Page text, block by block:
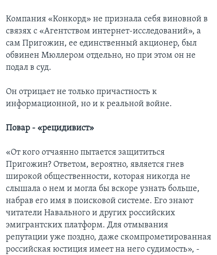
Компания «Конкорд» не признала себя виновной в
связях с «Агентством интернет-исследований», а
сам Пригожин, ее единственный акционер, был
обвинен Мюллером отдельно, но при этом он не
подал в суд.
Он отрицает не только причастность к
информационной, но и к реальной войне.
Повар - «рецидивист»
«От кого отчаянно пытается защититься
Пригожин? Ответом, вероятно, является гнев
широкой общественности, которая никогда не
слышала о нем и могла бы вскоре узнать больше,
набрав его имя в поисковой системе. Его знают
читатели Навального и других российских
эмигрантских платформ. Для отмывания
репутации уже поздно, даже скомпрометированная
российская юстиция имеет на него судимость», -